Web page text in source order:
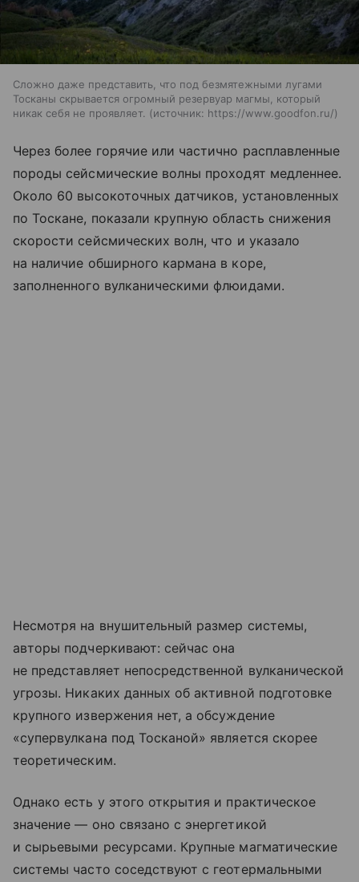
Сложно даже представить, что под безмятежными лугами
Тосканы скрывается огромный резервуар магмы, который
никак себя не проявляет.
источник: https://www.goodfon.ru/
Через более горячие или частично расплавленные
породы сейсмические волны проходят медленнее.
Около 60 высокоточных датчиков, установленных
по Тоскане, показали крупную область снижения
скорости сейсмических волн, что и указало
на наличие обширного кармана в коре,
заполненного вулканическими флюидами.
Несмотря на внушительный размер системы,
авторы подчеркивают: сейчас она
не представляет непосредственной вулканической
угрозы. Никаких данных об активной подготовке
крупного извержения нет, а обсуждение
«супервулкана под Тосканой» является скорее
теоретическим.
Однако есть у этого открытия и практическое
значение — оно связано с энергетикой
и сырьевыми ресурсами. Крупные магматические
системы часто соседствуют с геотермальными